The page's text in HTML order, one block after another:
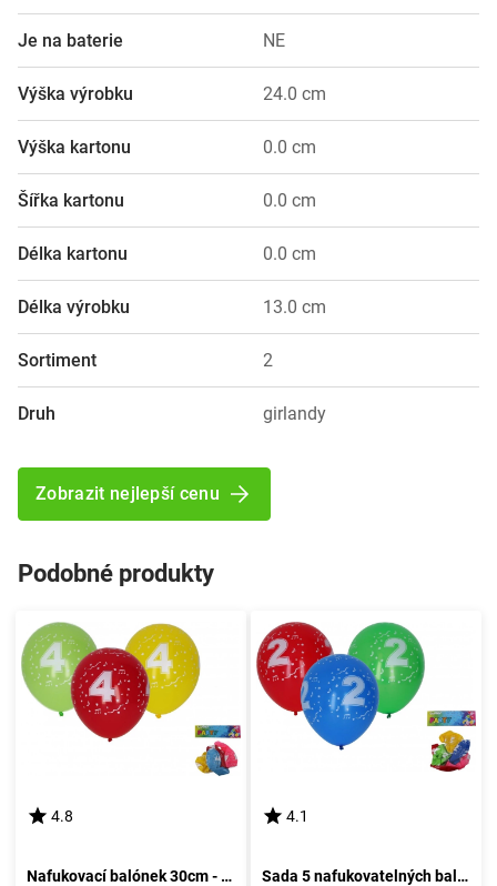
Je na baterie NE
Výška výrobku 24.0 cm
Výška kartonu 0.0 cm
Šířka kartonu 0.0 cm
Délka kartonu 0.0 cm
Délka výrobku 13.0 cm
Sortiment 2
Druh girlandy
Zobrazit nejlepší cenu
Podobné produkty
4.8
Nafukovací balónek 30cm - sada 5 kusů, s pořadovým číslem 4
4.1
Sada 5 nafukovatelných balónků o průměru 30 cm - číslo dva